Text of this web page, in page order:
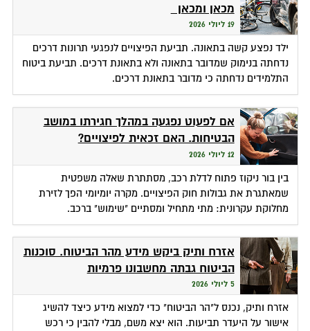
מכאן ומכאן
19 ליולי 2026
ילד נפצע קשה בתאונה. תביעת הפיצויים לנפגעי תרונות דרכים
נדחתה בנימוק שמדובר בתאונה ולא בתאונת דרכים. תביעת ביטוח
התלמידים נדחתה כי מדובר בתאונת דרכים.
אם לפעוט נפגעה במהלך חגירתו במושב
הבטיחות. האם זכאית לפיצויים?
12 ליולי 2026
בין בור ניקוז פתוח לדלת רכב, מסתתרת שאלה משפטית
שמאתגרת את גבולות חוק הפיצויים. מקרה יומיומי הפך לזירת
מחלוקת עקרונית: מתי מתחיל ומסתיים "שימוש" ברכב.
אזרח ותיק ביקש מידע מהר הביטוח. סוכנות
הביטוח גבתה מחשבונו פרמיות
5 ליולי 2026
אזרח ותיק, נכנס ל"הר הביטוח" כדי למצוא מידע כיצד להשיג
אישור על היעדר תביעות. הוא יצא משם, מבלי להבין כי רכש